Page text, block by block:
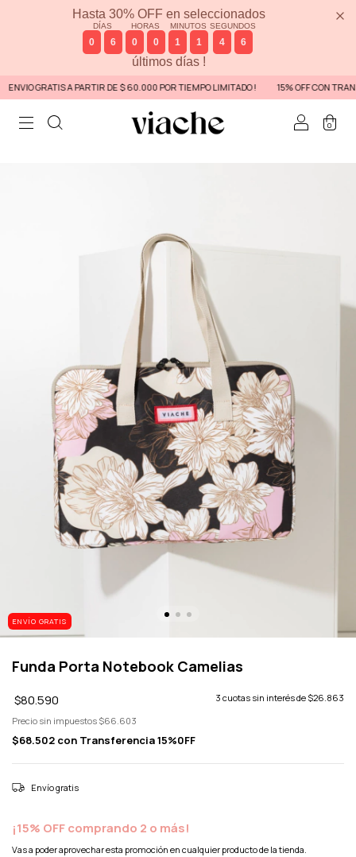
Hasta 30% OFF en seleccionados
DÍAS
0 6
HORAS
0 0
MINUTOS
1 1
SEGUNDOS
4 6
últimos días !
GRATIS A PARTIR DE $ 60.000 POR TIEMPO LIMITADO ! 15% OFF CON
0
ENVÍO GRATIS
Funda Porta Notebook Camelias
$80.590 3 cuotas sin interés de $26.863
Precio sin impuestos $66.603
$68.502 con Transferencia 15%0FF
Envío gratis
¡15% OFF comprando 2 o más!
Vas a poder aprovechar esta promoción en cualquier producto de la tienda.